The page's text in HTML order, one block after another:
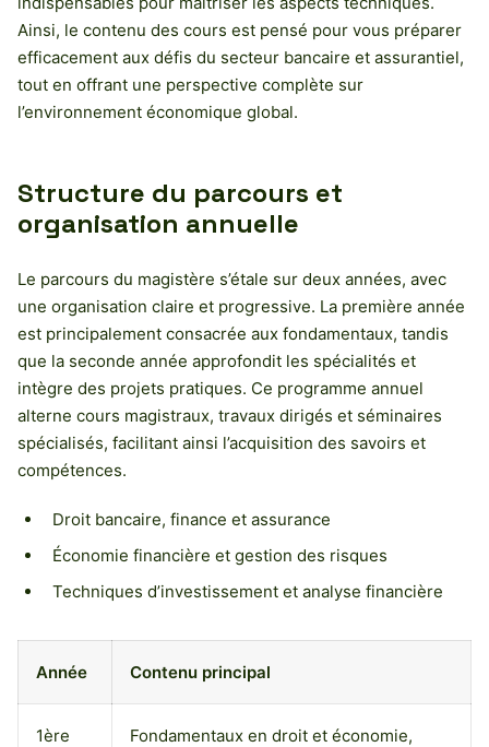
Ainsi, le contenu des cours est pensé pour vous préparer
efficacement aux défis du secteur bancaire et assurantiel,
tout en offrant une perspective complète sur
l’environnement économique global.
Structure du parcours et
organisation annuelle
Le parcours du magistère s’étale sur deux années, avec
une organisation claire et progressive. La première année
est principalement consacrée aux fondamentaux, tandis
que la seconde année approfondit les spécialités et
intègre des projets pratiques. Ce programme annuel
alterne cours magistraux, travaux dirigés et séminaires
spécialisés, facilitant ainsi l’acquisition des savoirs et
compétences.
Droit bancaire, finance et assurance
Économie financière et gestion des risques
Techniques d’investissement et analyse financière
Année Contenu principal
1ère
Fondamentaux en droit et économie,